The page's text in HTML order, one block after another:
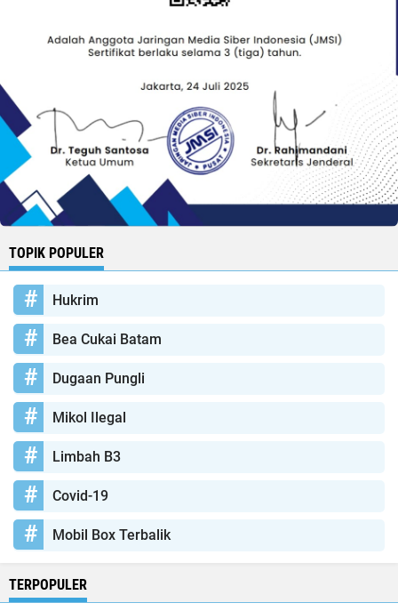
TOPIK POPULER
Hukrim
Bea Cukai Batam
Dugaan Pungli
Mikol Ilegal
Limbah B3
Covid-19
Mobil Box Terbalik
TERPOPULER